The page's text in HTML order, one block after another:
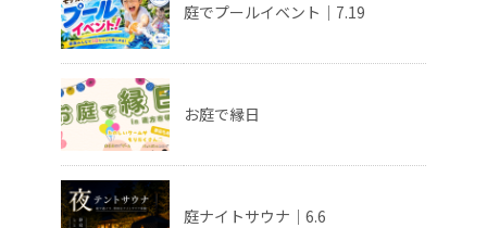
庭でプールイベント｜7.19
お庭で縁日
庭ナイトサウナ｜6.6